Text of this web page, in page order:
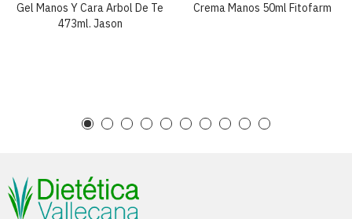
Gel Manos Y Cara Arbol De Te
473ml. Jason
Crema Manos 50ml Fitofarm